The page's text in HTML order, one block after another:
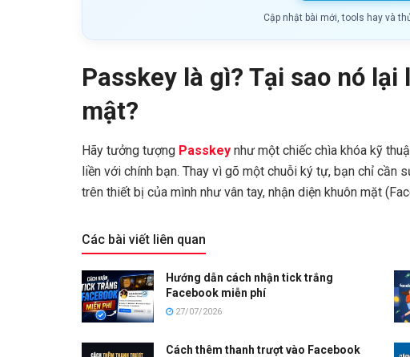
Cập nhật bài mới, tools hay và
Passkey là gì? Tại sao nó
mật?
Hãy tưởng tượng Passkey như một chiếc chìa khóa kỹ
liền với chính bạn. Thay vì gõ một chuỗi ký tự, bạn chỉ
trên thiết bị của mình như vân tay, nhận diện khuôn mặt
Các bài viết liên quan
Hướng dẫn cách nhận tick trắng
Facebook miễn phí
27/07/2026
Cách thêm thanh trượt vào Facebook